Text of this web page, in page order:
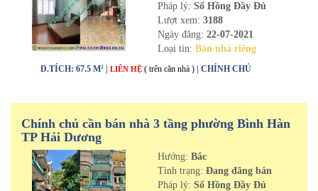
Pháp lý: Sổ Hồng Đầy Đủ
Lượt xem: 3188
Ngày đăng: 22-07-2021
Loại tin: Bán nhà riêng
D.TÍCH: 67.5 M² | LIÊN HỆ ( trên căn nhà ) | CHÍNH CHỦ
Chính chủ cần bán nhà 3 tầng phường Bình Hàn
TP Hải Dương
Hướng: Bắc
Tình trạng: Đang đăng bán
Pháp lý: Sổ Hồng Đầy Đủ